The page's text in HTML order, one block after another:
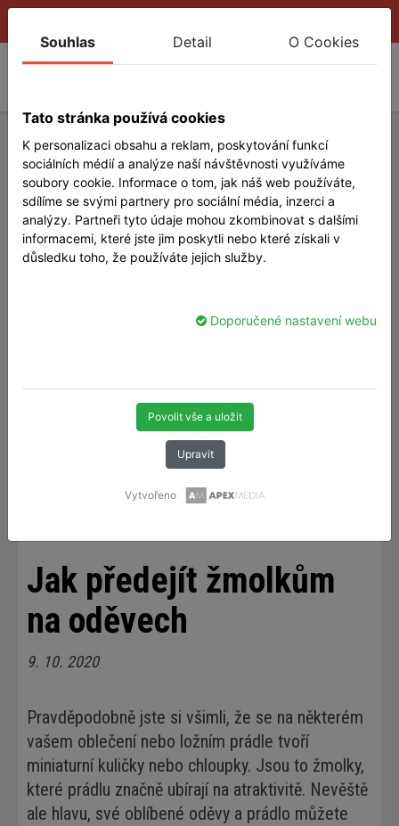
Souhlas Detail O Cookies
Tato stránka používá cookies
K personalizaci obsahu a reklam, poskytování funkcí
sociálních médií a analýze naší návštěvnosti využíváme
soubory cookie. Informace o tom, jak náš web používáte,
sdílíme se svými partnery pro sociální média, inzerci a
analýzy. Partneři tyto údaje mohou zkombinovat s dalšími
informacemi, které jste jim poskytli nebo které získali v
důsledku toho, že používáte jejich služby.
Doporučené nastavení webu
Vytvořeno
Upravit
Povolit vše a uložit
Jak předejít žmolkům
na oděvech
9. 10. 2020
Pravděpodobně jste si všimli, že se na některém
vašem oblečení nebo ložním prádle tvoří
miniaturní kuličky nebo chloupky. Jsou to žmolky,
které prádlu značně ubírají na atraktivitě. Nevěště
ale hlavu, své oblíbené oděvy a prádlo můžete